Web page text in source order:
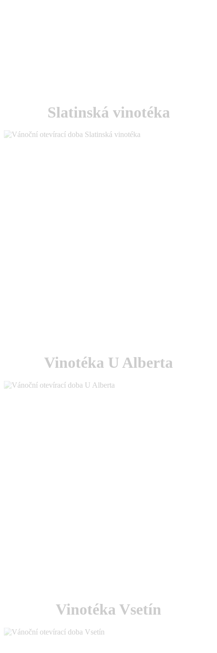
Slatinská vinotéka
Vinotéka U Alberta
Vinotéka Vsetín